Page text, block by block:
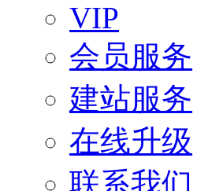
VIP
会员服务
建站服务
在线升级
联系我们